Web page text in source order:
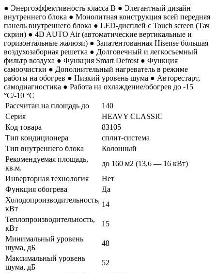
● Энергоэффективность класса B ● Элегантный дизайн
внутреннего блока ● Монолитная конструкция всей передняя
панель внутреннего блока ● LED-дисплей с Touch screen (Тач
скрин) ● 4D AUTO Air (автоматические вертикальные и
горизонтальные жалюзи) ● Запатентованная Hisense большая
воздухозаборная решетка ● Долговечный и легкосъемный
фильтр воздуха ● Функция Smart Defrost ● Функция
самоочистки ● Дополнительный нагреватель в режиме
работы на обогрев ● Низкий уровень шума ● Авторестарт,
самодиагностика ● Работа на охлаждение/обогрев до -15
°С/-10 °С
Рассчитан на площадь до
140
Серия
HEAVY CLASSIC
Код товара
83105
Тип кондиционера
сплит-система
Тип внутреннего блока
Колонный
Рекомендуемая площадь,
кв.м.
до 160 м2 (13,6 — 16 кВт)
Инверторная технология
Нет
Функция обогрева
Да
Холодопроизводительность,
кВт
14
Теплопроизводительность,
кВт
15
Минимальный уровень
шума, дБ
48
Максимальный уровень
шума, дБ
52